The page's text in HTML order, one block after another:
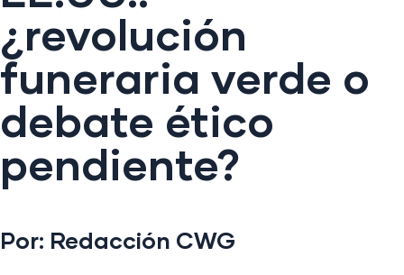
¿revolución
funeraria verde o
debate ético
pendiente?
Por: Redacción CWG